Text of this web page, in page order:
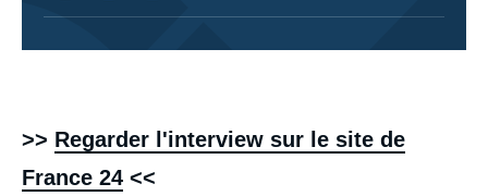
médiatique
>> Regarder l'interview sur le site de
France 24 <<